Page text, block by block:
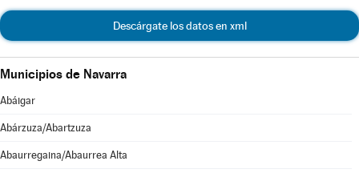
Descárgate los datos en xml
Municipios de Navarra
Abáigar
Abárzuza/Abartzuza
Abaurregaina/Abaurrea Alta